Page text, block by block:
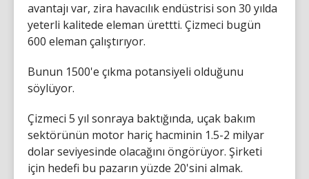
avantajı var, zira havacılık endüstrisi son 30 yılda
yeterli kalitede eleman ürettti. Çizmeci bugün
600 eleman çalıştırıyor.
Bunun 1500'e çıkma potansiyeli olduğunu
söylüyor.
Çizmeci 5 yıl sonraya baktığında, uçak bakım
sektörünün motor hariç hacminin 1.5-2 milyar
dolar seviyesinde olacağını öngörüyor. Şirketi
için hedefi bu pazarın yüzde 20'sini almak.